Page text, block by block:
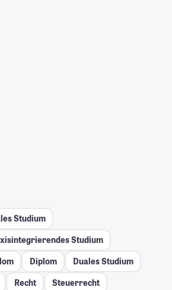
Studium
Studium
Diplom
Duales Studium
Recht
Steuerrecht